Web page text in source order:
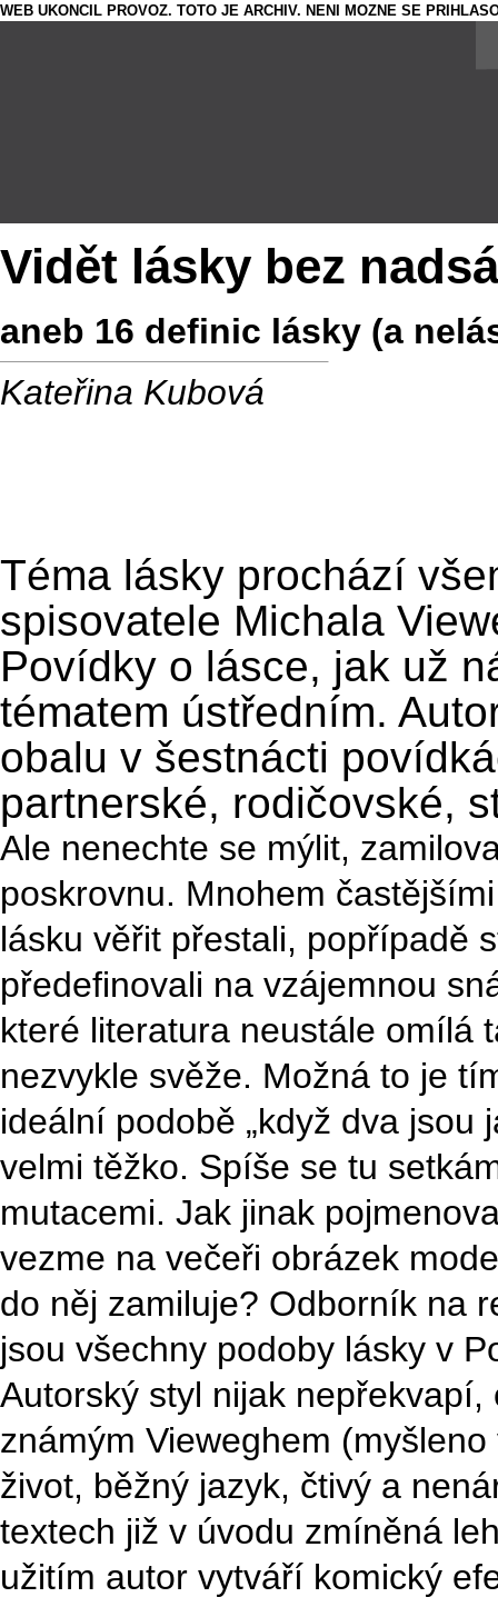
WEB UKONCIL PROVOZ. TOTO JE ARCHIV. NENI MOZNE SE
Vidět lásky bez
aneb 16 definic lásky (a
Kateřina Kubová
Téma lásky prochází
spisovatele Michala
Povídky o lásce, jak už
tématem ústředním.
obalu v šestnácti
partnerské, rodičovské,
Ale nenechte se mýlit,
poskrovnu. Mnohem
lásku věřit přestali, popřípadě
předefinovali na vzájemnou
které literatura neustále omílá
nezvykle svěže. Možná to je
ideální podobě „když dva jsou
velmi těžko. Spíše se tu
mutacemi. Jak jinak
vezme na večeři obrázek
do něj zamiluje? Odborník na
jsou všechny podoby lásky v
Autorský styl nijak
známým Vieweghem
život, běžný jazyk, čtivý a
textech již v úvodu zmíněná
užitím autor vytváří komický